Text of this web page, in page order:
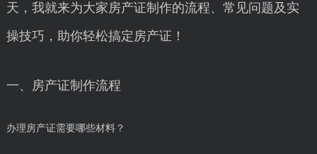
天，我就来为大家房产证制作的流程、常见问题及实
操技巧，助你轻松搞定房产证！
一、房产证制作流程
办理房产证需要哪些材料？